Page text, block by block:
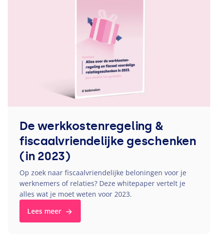
De werkkostenregeling &
fiscaalvriendelijke geschenken
(in 2023)
Op zoek naar fiscaalvriendelijke beloningen voor je
werknemers of relaties? Deze whitepaper vertelt je
alles wat je moet weten voor 2023.
Lees meer